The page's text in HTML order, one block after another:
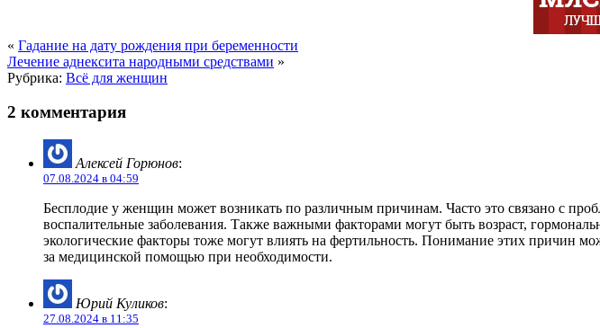
« Гадание на дату рождения при беременности
Лечение аднексита народными средствами »
Рубрика: Всё для женщин
2 комментария
Алексей Горюнов:
07.08.2024 в 04:59
Бесплодие у женщин может возникать по различным причинам. Часто это связано с
воспалительные заболевания. Также важными факторами могут быть возраст,
экологические факторы тоже могут влиять на фертильность. Понимание этих причин
за медицинской помощью при необходимости.
Юрий Куликов:
27.08.2024 в 11:35